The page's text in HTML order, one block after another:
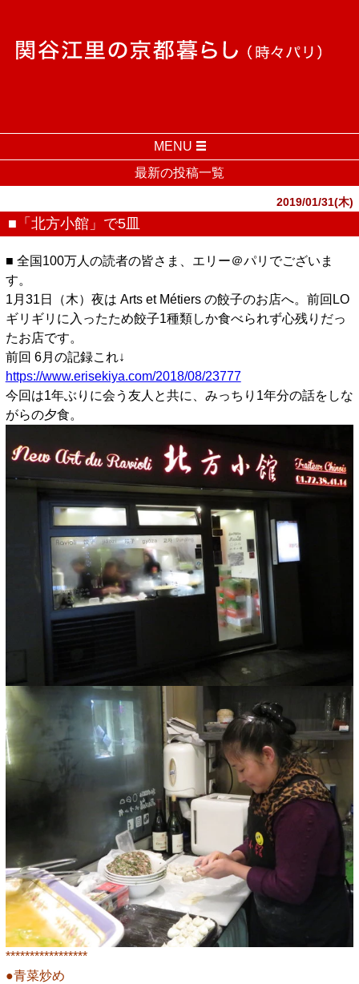
MENU
最新の投稿一覧
2019/01/31(木)
■「北方小館」で5皿
■ 全国100万人の読者の皆さま、エリー＠パリでございま
す。
1月31日（木）夜は Arts et Métiers の餃子のお店へ。前回LO
ギリギリに入ったため餃子1種類しか食べられず心残りだっ
たお店です。
前回 6月の記録これ↓
https://www.erisekiya.com/2018/08/23777
今回は1年ぶりに会う友人と共に、みっちり1年分の話をしな
がらの夕食。
*****************
●青菜炒め